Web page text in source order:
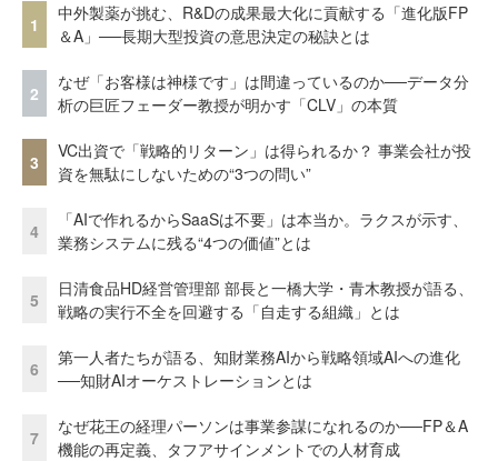
1
中外製薬が挑む、R&Dの成果最大化に貢献する「進化版FP
＆A」──長期大型投資の意思決定の秘訣とは
2
なぜ「お客様は神様です」は間違っているのか──データ分
析の巨匠フェーダー教授が明かす「CLV」の本質
3
VC出資で「戦略的リターン」は得られるか？ 事業会社が投
資を無駄にしないための“3つの問い”
4
「AIで作れるからSaaSは不要」は本当か。ラクスが示す、
業務システムに残る“4つの価値”とは
5
日清食品HD経営管理部 部長と一橋大学・青木教授が語る、
戦略の実行不全を回避する「自走する組織」とは
6
第一人者たちが語る、知財業務AIから戦略領域AIへの進化
──知財AIオーケストレーションとは
7
なぜ花王の経理パーソンは事業参謀になれるのか──FP＆A
機能の再定義、タフアサインメントでの人材育成